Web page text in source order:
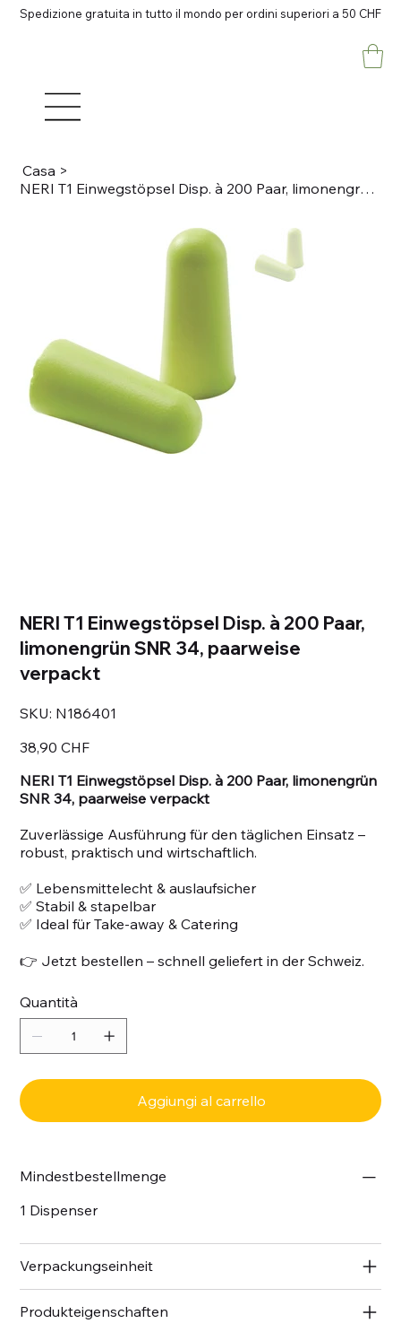
Spedizione gratuita in tutto il mondo per ordini superiori a 50 CHF
Casa >
NERI T1 Einwegstöpsel Disp. à 200 Paar, limonengrün SNR 34, paarweise verpackt
NERI T1 Einwegstöpsel Disp. à 200 Paar,
limonengrün SNR 34, paarweise
verpackt
SKU: SKU
N186401
N186401
38,90 CHF
NERI T1 Einwegstöpsel Disp. à 200 Paar, limonengrün
SNR 34, paarweise verpackt
Zuverlässige Ausführung für den täglichen Einsatz –
robust, praktisch und wirtschaftlich.
✅ Lebensmittelecht & auslaufsicher
✅ Stabil & stapelbar
✅ Ideal für Take-away & Catering
👉 Jetzt bestellen – schnell geliefert in der Schweiz.
Quantità
Aggiungi al carrello
Mindestbestellmenge
1 Dispenser
Verpackungseinheit
Produkteigenschaften